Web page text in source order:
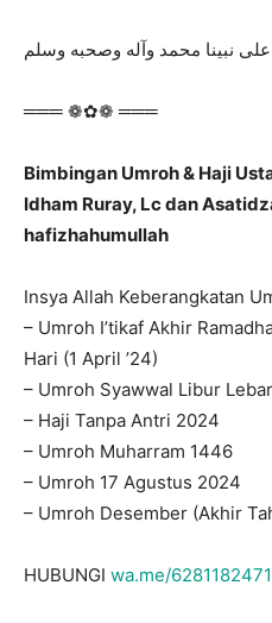
على نبينا محمد وآله وصحبه وسلم
═══ ❁✿❁ ═══
Bimbingan Umroh & Haji
Idham Ruray, Lc dan
hafizhahumullah
Insya Allah Keberangkatan
– Umroh I’tikaf Akhir
Hari (1 April ’24)
– Umroh Syawwal Libur
– Haji Tanpa Antri 2024
– Umroh Muharram 1446
– Umroh 17 Agustus 2024
– Umroh Desember (Akhir
HUBUNGI wa.me/